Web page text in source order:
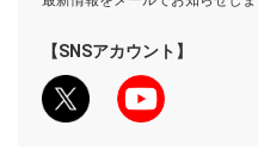
【SNSアカウント】